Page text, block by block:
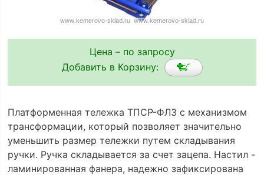
Цена – по запросу
Добавить в Корзину:
Платформенная тележка ТПСР-ФЛЗ с механизмом
трансформации, который позволяет значительно
уменьшить размер тележки путем складывания
ручки. Ручка складывается за счет зацепа. Настил -
ламинированная фанера, надежно зафиксирована